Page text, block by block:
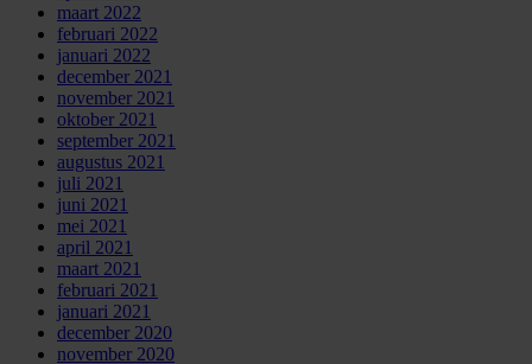
maart 2022
februari 2022
januari 2022
december 2021
november 2021
oktober 2021
september 2021
augustus 2021
juli 2021
juni 2021
mei 2021
april 2021
maart 2021
februari 2021
januari 2021
december 2020
november 2020